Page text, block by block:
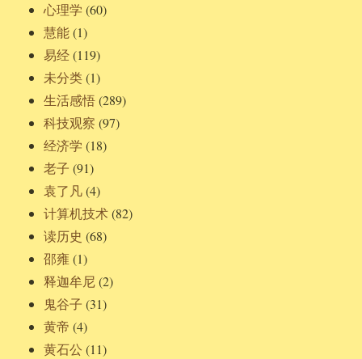
心理学 (60)
慧能(1)
易经(119)
未分类(1)
生活感悟(289)
科技观察 (97)
经济学 (18)
老子 (91)
袁了凡(4)
计算机技术(82)
读历史 (68)
邵雍 (1)
释迦牟尼(2)
鬼谷子 (31)
黄帝 (4)
黄石公 (11)